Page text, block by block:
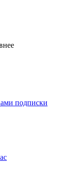
подписки